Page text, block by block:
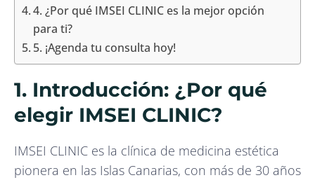
4. ¿Por qué IMSEI CLINIC es la mejor opción
para ti?
5. ¡Agenda tu consulta hoy!
1. Introducción: ¿Por qué
elegir IMSEI CLINIC?
IMSEI CLINIC es la clínica de medicina estética
pionera en las Islas Canarias, con más de 30 años